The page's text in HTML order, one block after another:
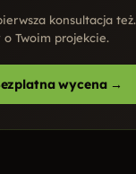
konsultacja też.
Twoim projekcie.
wycena →